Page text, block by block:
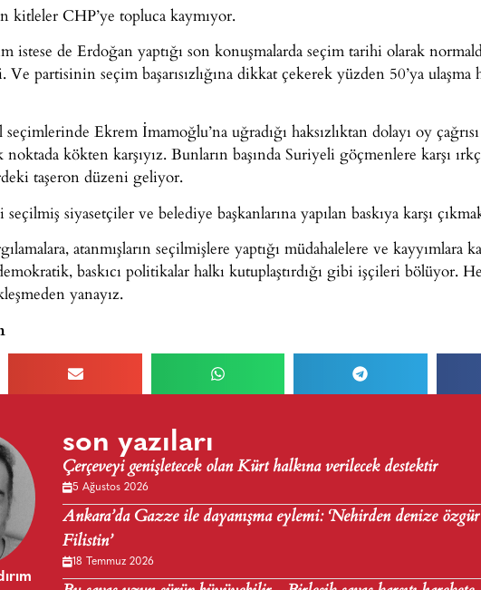
kitleler CHP’ye topluca kaymıyor.
istese de Erdoğan yaptığı son konuşmalarda seçim tarihi olarak
Ve partisinin seçim başarısızlığına dikkat çekerek yüzden 50’ya ulaşma
Ekrem İmamoğlu’na uğradığı haksızlıktan dolayı oy çağrısı
kökten karşıyız. Bunların başında Suriyeli göçmenlere karşı
taşeron düzeni geliyor.
siyasetçiler ve belediye başkanlarına yapılan baskıya karşı
atanmışların seçilmişlere yaptığı müdahalelere ve kayyımlara
baskıcı politikalar halkı kutuplaştırdığı gibi işçileri bölüyor.
yanayız.
son yazıları
Çerçeveyi genişletecek olan Kürt halkına verilecek destektir
5 Ağustos 2026
Ankara’da Gazze ile dayanışma eylemi: ‘Nehirden denize özgür
Filistin’
18 Temmuz 2026